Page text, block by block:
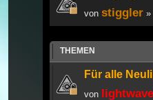
von stiggler »
THEMEN
Für alle
von lightwave